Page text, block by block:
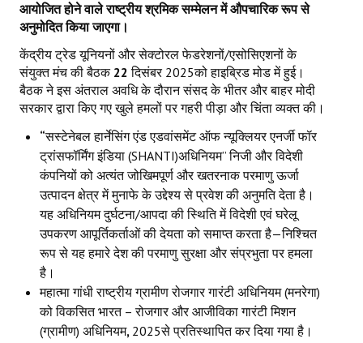
Mazdoor - Kisan Sangharsh Rally
DOCUMENTS
Citu Documents
Mahadharna 2017
Books
Campaigning Materials
Hindi
General Election 2019
Archives
CITU @ 50
आयोजित होने वाले राष्ट्रीय श्रमिक सम्मेलन में औपचारिक रूप से
अनुमोदित किया जाएगा।
केंद्रीय ट्रेड यूनियनों और सेक्टोरल फेडरेशनों/एसोसिएशनों के
संयुक्त मंच की बैठक 22दिसंबर 2025को हाइब्रिड मोड में हुई।
बैठक ने इस अंतराल अवधि के दौरान संसद के भीतर और बाहर मोदी
सरकार द्वारा किए गए खुले हमलों पर गहरी पीड़ा और चिंता व्यक्त की।
“सस्टेनेबल हार्नेसिंग एंड एडवांसमेंट ऑफ न्यूक्लियर एनर्जी फॉर
ट्रांसफॉर्मिंग इंडिया (SHANTI)अधिनियम” निजी और विदेशी
कंपनियों को अत्यंत जोखिमपूर्ण और खतरनाक परमाणु ऊर्जा
उत्पादन क्षेत्र में मुनाफे के उद्देश्य से प्रवेश की अनुमति देता है।
यह अधिनियम दुर्घटना/आपदा की स्थिति में विदेशी एवं घरेलू
उपकरण आपूर्तिकर्ताओं की देयता को समाप्त करता है—निश्चित
रूप से यह हमारे देश की परमाणु सुरक्षा और संप्रभुता पर हमला
है।
महात्मा गांधी राष्ट्रीय ग्रामीण रोजगार गारंटी अधिनियम (मनरेगा)
को विकसित भारत – रोजगार और आजीविका गारंटी मिशन
(ग्रामीण) अधिनियम, 2025से प्रतिस्थापित कर दिया गया है।